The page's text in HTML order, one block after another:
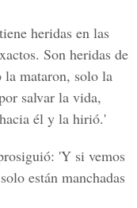
heridas en las
Son heridas de
la mataron, solo la
salvar la vida,
él y la hirió.'
'Y si vemos
están manchadas